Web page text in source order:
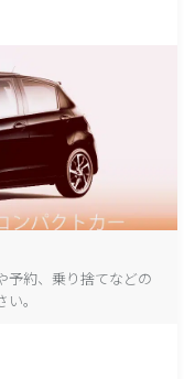
予約、乗り捨てなどの
。